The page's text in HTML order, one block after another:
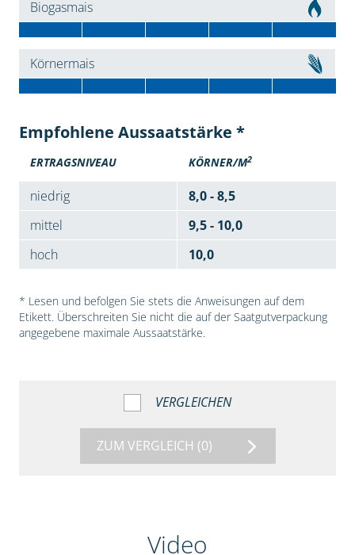
Biogasmais
Körnermais
Empfohlene Aussaatstärke *
ERTRAGSNIVEAU KÖRNER/M2
niedrig
8,0 - 8,5
mittel
9,5 - 10,0
hoch
10,0
* Lesen und befolgen Sie stets die Anweisungen auf dem
Etikett. Überschreiten Sie nicht die auf der Saatgutverpackung
angegebene maximale Aussaatstärke.
VERGLEICHEN
ZUM VERGLEICH (0)
Video